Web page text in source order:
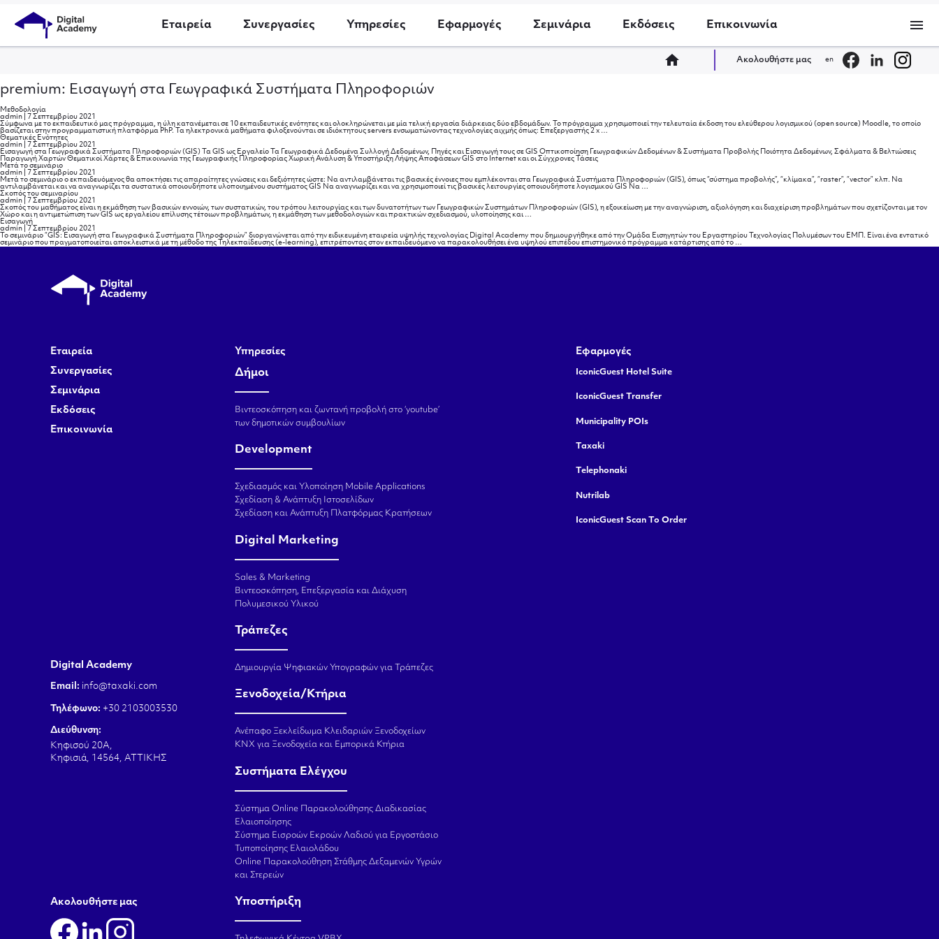
Εταιρεία Συνεργασίες Υπηρεσίες Εφαρμογές Σεμινάρια Εκδόσεις Επικοινωνία menu
home Ακολουθήστε μας en
premium: Εισαγωγή στα Γεωγραφικά Συστήματα Πληροφοριών
Μεθοδολογία
admin
7 Σεπτεμβρίου 2021
Σύμφωνα με το εκπαιδευτικό μας πρόγραμμα, η ύλη κατανέμεται σε 10 εκπαιδευτικές ενότητες και ολοκληρώνεται με μία τελική εργασία διάρκειας δύο εβδομάδων. Το πρόγραμμα χρησιμοποιεί την τελευταία έκδοση του ελεύθερου λογισμικού (open source) Moodle, το οποίο
βασίζεται στην προγραμματιστική πλατφόρμα PhP. Τα ηλεκτρονικά μαθήματα φιλοξενούνται σε ιδιόκτητους servers ενσωματώνοντας τεχνολογίες αιχμής όπως: Επεξεργαστής 2 x …
Θεματικές Ενότητες
admin
7 Σεπτεμβρίου 2021
Εισαγωγή στα Γεωγραφικά Συστήματα Πληροφοριών (GIS) Τα GIS ως Εργαλείο Τα Γεωγραφικά Δεδομένα Συλλογή Δεδομένων, Πηγές και Εισαγωγή τους σε GIS Οπτικοποίηση Γεωγραφικών Δεδομένων & Συστήματα Προβολής Ποιότητα Δεδομένων, Σφάλματα & Βελτιώσεις
Παραγωγή Χαρτών Θεματικοί Χάρτες & Επικοινωνία της Γεωγραφικής Πληροφορίας Χωρική Ανάλυση & Υποστήριξη Λήψης Αποφάσεων GIS στο Internet και οι Σύγχρονες Τάσεις
Μετά το σεμινάριο
admin
7 Σεπτεμβρίου 2021
Μετά το σεμινάριο ο εκπαιδευόμενος θα αποκτήσει τις απαραίτητες γνώσεις και δεξιότητες ώστε: Να αντιλαμβάνεται τις βασικές έννοιες που εμπλέκονται στα Γεωγραφικά Συστήματα Πληροφοριών (GIS), όπως “σύστημα προβολής”, “κλίμακα”, “raster”, “vector” κλπ. Να
αντιλαμβάνεται και να αναγνωρίζει τα συστατικά οποιουδήποτε υλοποιημένου συστήματος GIS Να αναγνωρίζει και να χρησιμοποιεί τις βασικές λειτουργίες οποιουδήποτε λογισμικού GIS Να …
Σκοπός του σεμιναρίου
admin
7 Σεπτεμβρίου 2021
Σκοπός του μαθήματος είναι η εκμάθηση των βασικών εννοιών, των συστατικών, του τρόπου λειτουργίας και των δυνατοτήτων των Γεωγραφικών Συστημάτων Πληροφοριών (GIS), η εξοικείωση με την αναγνώριση, αξιολόγηση και διαχείριση προβλημάτων που σχετίζονται με τον
Χώρο και η αντιμετώπιση των GIS ως εργαλείου επίλυσης τέτοιων προβλημάτων, η εκμάθηση των μεθοδολογιών και πρακτικών σχεδιασμού, υλοποίησης και …
Εισαγωγή
admin
7 Σεπτεμβρίου 2021
Το σεμινάριο “GIS: Εισαγωγή στα Γεωγραφικά Συστήματα Πληροφοριών” διοργανώνεται από την ειδικευμένη εταιρεία υψηλής τεχνολογίας Digital Academy που δημιουργήθηκε από την Ομάδα Εισηγητών του Εργαστηρίου Τεχνολογίας Πολυμέσων του ΕΜΠ. Είναι ένα εντατικό
σεμινάριο που πραγματοποιείται αποκλειστικά με τη μέθοδο της Τηλεκπαίδευσης (e-learning), επιτρέποντας στον εκπαιδευόμενο να παρακολουθήσει ένα υψηλού επιπέδου επιστημονικό πρόγραμμα κατάρτισης από το …
Εταιρεία
Συνεργασίες
Σεμινάρια
Εκδόσεις
Επικοινωνία
Υπηρεσίες
Δήμοι
Βιντεοσκόπηση και ζωντανή προβολή στο ‘youtube’
των δημοτικών συμβουλίων
Development
Σχεδιασμός και Υλοποίηση Mobile Applications
Σχεδίαση & Ανάπτυξη Ιστοσελίδων
Σχεδίαση και Ανάπτυξη Πλατφόρμας Κρατήσεων
Digital Marketing
Sales & Marketing
Βιντεοσκόπηση, Επεξεργασία και Διάχυση
Πολυμεσικού Υλικού
Τράπεζες
Δημιουργία Ψηφιακών Υπογραφών για Τράπεζες
Ξενοδοχεία/Κτήρια
Ανέπαφο Ξεκλείδωμα Κλειδαριών Ξενοδοχείων
KNX για Ξενοδοχεία και Εμπορικά Κτήρια
Συστήματα Ελέγχου
Σύστημα Online Παρακολούθησης Διαδικασίας
Ελαιοποίησης
Σύστημα Εισροών Εκροών Λαδιού για Εργοστάσιο
Τυποποίησης Ελαιολάδου
Online Παρακολούθηση Στάθμης Δεξαμενών Υγρών
και Στερεών
Υποστήριξη
Εφαρμογές
IconicGuest Hotel Suite
IconicGuest Transfer
Municipality POIs
Taxaki
Telephonaki
Nutrilab
IconicGuest Scan To Order
Digital Academy
Email: info@taxaki.com
Τηλέφωνο: +30 2103003530
Διεύθυνση:
Κηφισού 20Α,
Κηφισιά, 14564, ΑΤΤΙΚΗΣ
Aκολουθήστε μας